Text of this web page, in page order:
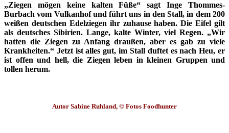
„Ziegen mögen keine kalten Füße“ sagt Inge Thommes-
Burbach vom Vulkanhof und führt uns in den Stall, in dem 200
weißen deutschen Edelziegen ihr zuhause haben. Die Eifel gilt
als deutsches Sibirien. Lange, kalte Winter, viel Regen. „Wir
hatten die Ziegen zu Anfang draußen, aber es gab zu viele
Krankheiten.“ Jetzt ist alles gut, im Stall duftet es nach Heu, er
ist offen und hell, die Ziegen leben in kleinen Gruppen und
tollen herum.
Autor Sabine Ruhland, © Fotos Foodhunter